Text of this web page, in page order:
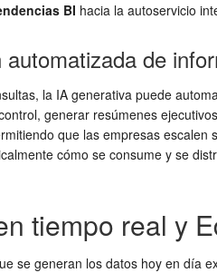
BI hacia la autoservicio
automatizada de
la IA generativa puede
generar resúmenes
que las empresas
cómo se consume y se
tiempo real y
se generan los datos hoy en día